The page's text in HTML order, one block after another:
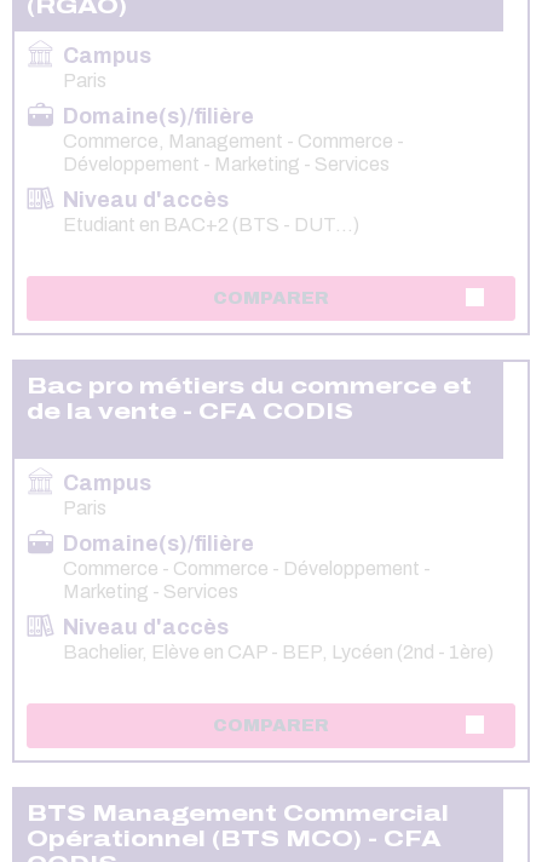
(RGAO)
Campus
Paris
Domaine(s)/filière
Commerce, Management - Commerce -
Développement - Marketing - Services
Niveau d'accès
Etudiant en BAC+2 (BTS - DUT...)
COMPARER
Bac pro métiers du commerce et
de la vente - CFA CODIS
Campus
Paris
Domaine(s)/filière
Commerce - Commerce - Développement -
Marketing - Services
Niveau d'accès
Bachelier, Elève en CAP - BEP, Lycéen (2nd - 1ère)
COMPARER
BTS Management Commercial
Opérationnel (BTS MCO) - CFA